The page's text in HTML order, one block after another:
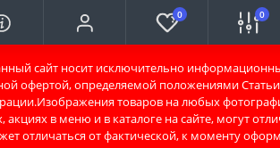
сайт носит исключительно
офертой, определяемой положениями Статьи
товаров на любых
в меню и в каталоге на сайте, могут
отличаться от фактической, к моменту
0 0